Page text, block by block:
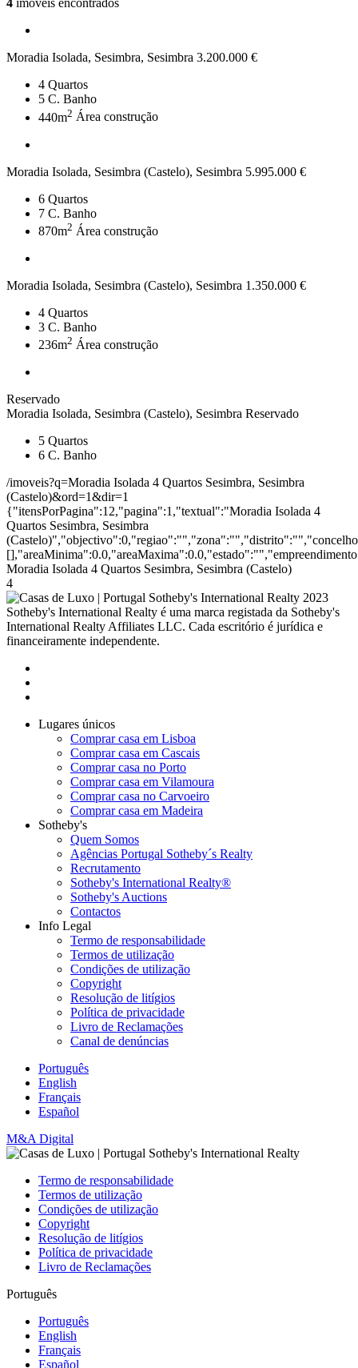
4 imóveis encontrados
Moradia Isolada, Sesimbra, Sesimbra 3.200.000 €
4 Quartos
5 C. Banho
440m2 Área construção
Moradia Isolada, Sesimbra (Castelo), Sesimbra 5.995.000 €
6 Quartos
7 C. Banho
870m2 Área construção
Moradia Isolada, Sesimbra (Castelo), Sesimbra 1.350.000 €
4 Quartos
3 C. Banho
236m2 Área construção
Reservado
Moradia Isolada, Sesimbra (Castelo), Sesimbra Reservado
5 Quartos
6 C. Banho
/imoveis?q=Moradia Isolada 4 Quartos Sesimbra, Sesimbra
(Castelo)&ord=1&dir=1
{"itensPorPagina":12,"pagina":1,"textual":"Moradia Isolada 4
Quartos Sesimbra, Sesimbra
Moradia Isolada 4 Quartos Sesimbra, Sesimbra (Castelo)
4
2023
Sotheby's International Realty é uma marca registada da Sotheby's
International Realty Affiliates LLC. Cada escritório é jurídica e
financeiramente independente.
Lugares únicos
Comprar casa em Lisboa
Comprar casa em Cascais
Comprar casa no Porto
Comprar casa em Vilamoura
Comprar casa no Carvoeiro
Comprar casa em Madeira
Sotheby's
Quem Somos
Agências Portugal Sotheby´s Realty
Recrutamento
Sotheby's International Realty®
Sotheby's Auctions
Contactos
Info Legal
Termo de responsabilidade
Termos de utilização
Condições de utilização
Copyright
Resolução de litígios
Política de privacidade
Livro de Reclamações
Canal de denúncias
Português
English
Français
Español
M&A Digital
Termo de responsabilidade
Termos de utilização
Condições de utilização
Copyright
Resolução de litígios
Política de privacidade
Livro de Reclamações
Português
Português
English
Français
Español